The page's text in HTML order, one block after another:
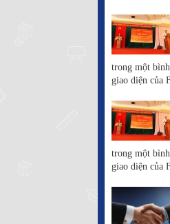
trong một
giao diện của
trong một
giao diện của